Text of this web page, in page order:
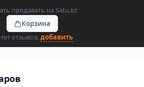
продавать на Satu.kz
Корзина
отзывов,добавить